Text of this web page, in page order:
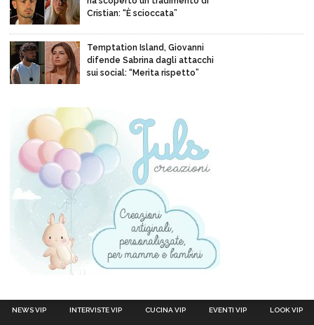
Cristian: “È scioccata”
Temptation Island, Giovanni
difende Sabrina dagli attacchi
sui social: “Merita rispetto”
NEWS VIP INTERVISTE VIP CUCINA VIP EVENTI VIP LOOK VIP